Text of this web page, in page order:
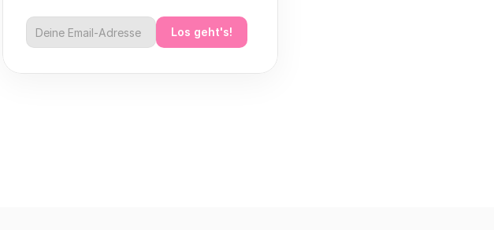
Los geht's!